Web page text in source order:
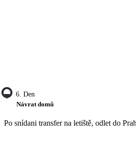
6. Den
Návrat domů
Po snídani transfer na letiště, odlet do